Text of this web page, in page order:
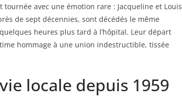
tournée avec une émotion rare : Jacqueline et Louis
de sept décennies, sont décédés le même
heures plus tard à l’hôpital. Leur départ
hommage à une union indestructible, tissée
locale depuis 1959